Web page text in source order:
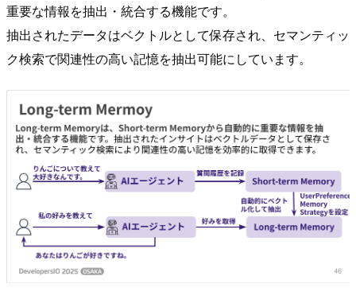
重要な情報を抽出・統合する機能です。
抽出されたデータはベクトルとして保存され、セマンティッ
ク検索で関連性の高い記憶を抽出可能にしています。